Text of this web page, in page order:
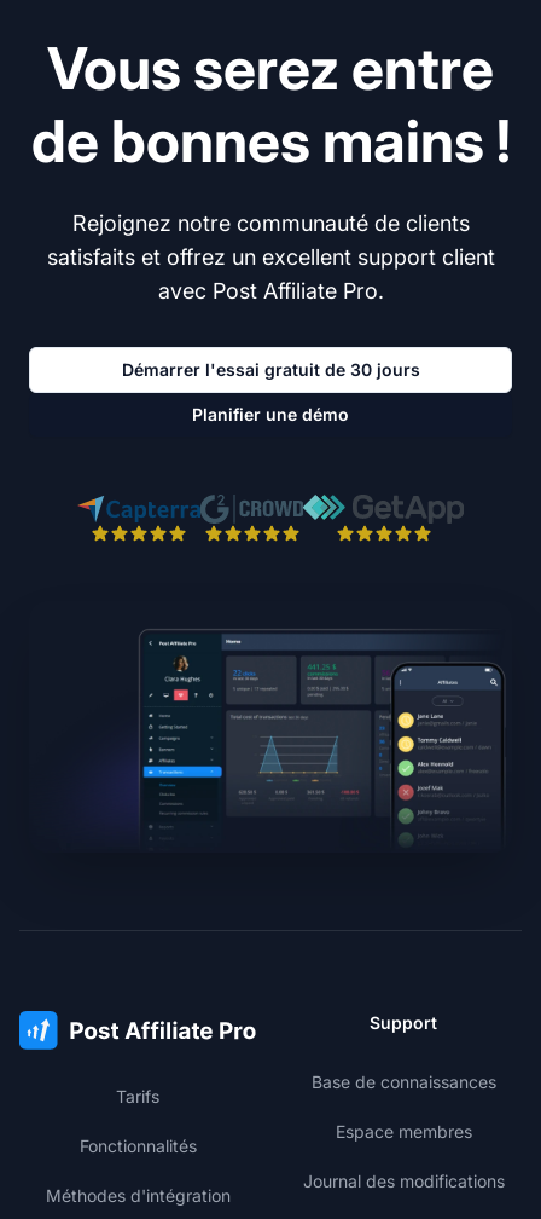
Vous serez entre
de bonnes mains !
Rejoignez notre communauté de clients
satisfaits et offrez un excellent support client
avec Post Affiliate Pro.
Démarrer l'essai gratuit de 30 jours
Planifier une démo
Tarifs
Fonctionnalités
Méthodes d'intégration
Support
Base de connaissances
Espace membres
Journal des modifications